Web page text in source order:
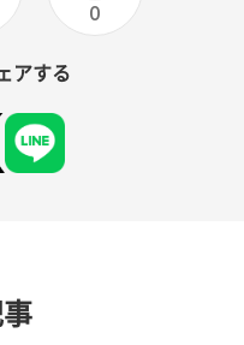
0
アする